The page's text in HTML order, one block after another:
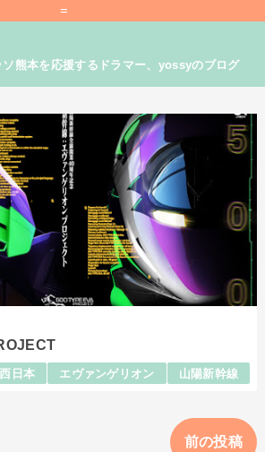
=
熊本を応援するドラマー、yossyのブログ
日本 エヴァンゲリオン 山陽新幹線
前の投稿